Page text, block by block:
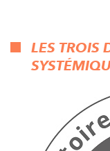
LES TROIS